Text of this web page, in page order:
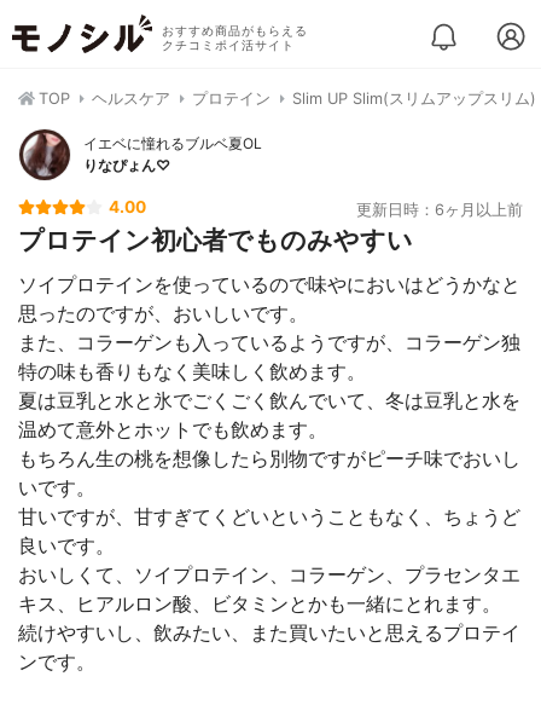
おすすめ商品がもらえる
クチコミポイ活サイト
TOP ヘルスケア プロテイン Slim UP Slim(スリムアップスリム
イエベに憧れるブルベ夏OL
りなぴょん♡
4.00 更新日時：6ヶ月以上前
プロテイン初心者でものみやすい
ソイプロテインを使っているので味やにおいはどうかなと
思ったのですが、おいしいです。
また、コラーゲンも入っているようですが、コラーゲン独
特の味も香りもなく美味しく飲めます。
夏は豆乳と水と氷でごくごく飲んでいて、冬は豆乳と水を
温めて意外とホットでも飲めます。
もちろん生の桃を想像したら別物ですがピーチ味でおいし
いです。
甘いですが、甘すぎてくどいということもなく、ちょうど
良いです。
おいしくて、ソイプロテイン、コラーゲン、プラセンタエ
キス、ヒアルロン酸、ビタミンとかも一緒にとれます。
続けやすいし、飲みたい、また買いたいと思えるプロテイ
ンです。